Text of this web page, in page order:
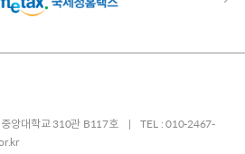
중앙대학교 310관 B117호 | TEL : 010-2467-